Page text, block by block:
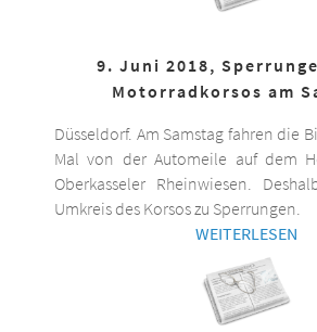
9. Juni 2018,
Motorradkorsos am
Düsseldorf. Am Samstag fahren die
Mal von der Automeile auf dem
Oberkasseler Rheinwiesen.
Umkreis des Korsos zu Sperrungen.
WEITERLESEN